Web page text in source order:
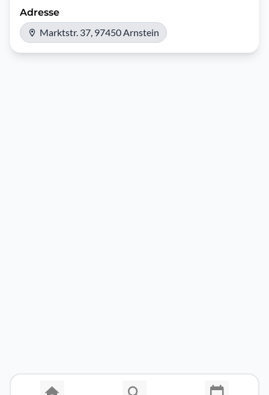
Adresse
Marktstr. 37, 97450 Arnstein